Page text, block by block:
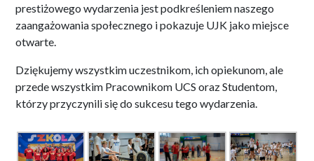
prestiżowego wydarzenia jest podkreśleniem naszego
zaangażowania społecznego i pokazuje UJK jako miejsce
otwarte.
Dziękujemy wszystkim uczestnikom, ich opiekunom, ale
przede wszystkim Pracownikom UCS oraz Studentom,
którzy przyczynili się do sukcesu tego wydarzenia.